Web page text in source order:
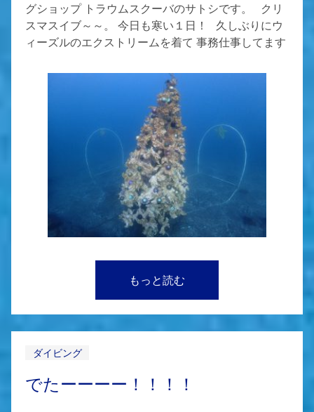
グショップ トラウムスクーバのサトシです。 クリ
スマスイブ～～。 今日も寒い１日！ 久しぶりにウ
ィーズルのエクストリームを着て 事務仕事してます
もっと読む
ダイビング
でたーーーー！！！！